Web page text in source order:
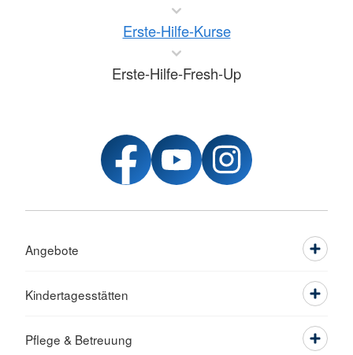
Erste-Hilfe-Kurse
Erste-Hilfe-Fresh-Up
Angebote
Kindertagesstätten
Pflege & Betreuung